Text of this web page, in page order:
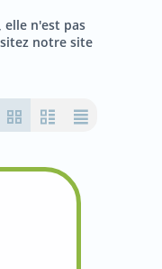
n'est pas
notre site